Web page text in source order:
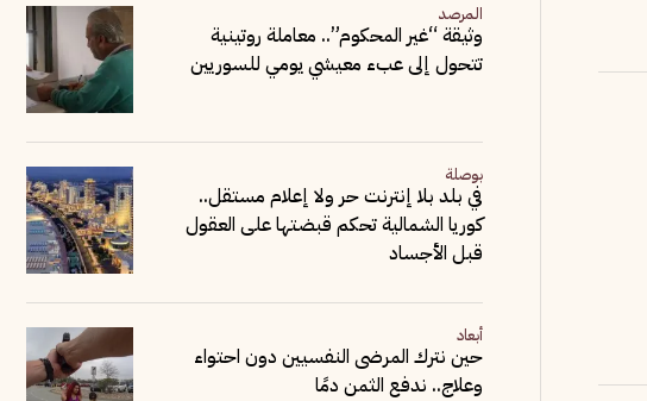
المرصد
وثيقة “غير المحكوم”.. معاملة روتينية
تتحول إلى عبء معيشي يومي للسوريين
بوصلة
في بلد بلا إنترنت حر ولا إعلام مستقل..
كوريا الشمالية تحكم قبضتها على العقول
قبل الأجساد
أبعاد
حين نترك المرضى النفسيين دون احتواء
وعلاج.. ندفع الثمن دمًا